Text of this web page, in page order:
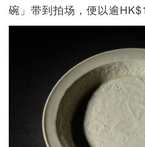
碗」带到拍场，便以逾